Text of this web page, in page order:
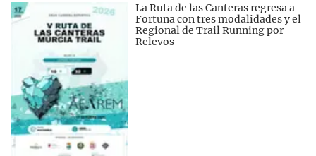
La Ruta de las Canteras regresa a
Fortuna con tres modalidades y el
Regional de Trail Running por
Relevos